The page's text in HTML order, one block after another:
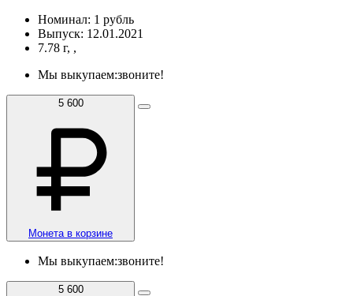
Номинал: 1 рубль
Выпуск: 12.01.2021
7.78 г, ,
Мы выкупаем:звоните!
5 600
Монета в корзине
Мы выкупаем:звоните!
5 600